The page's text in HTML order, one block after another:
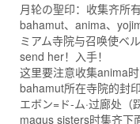
月轮の聖印：收集齐所
bahamut、anima、
ミアム寺院与召唤使ベ
send her！入手！
这里要注意收集anima
bahamut所在寺院的封
エボン=ド-ム·过廊处
magus sisters时集齐下